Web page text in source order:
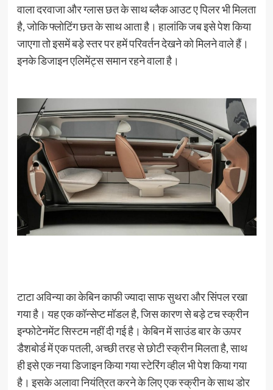
वाला दरवाजा और ग्लास छत के साथ ब्लैक आउट ए पिलर भी मिलता
है, जोकि फ्लोटिंग छत के साथ आता है। हालांकि जब इसे पेश किया
जाएगा तो इसमें बड़े स्तर पर हमें परिवर्तन देखने को मिलने वाले हैं।
इनके डिजाइन एलिमेंट्स समान रहने वाला है।
टाटा अविन्या का केबिन काफी ज्यादा साफ सुथरा और सिंपल रखा
गया है। यह एक कॉन्सेप्ट मॉडल है, जिस कारण से बड़े टच स्क्रीन
इन्फोटेनमेंट सिस्टम नहीं दी गई है। केबिन में साउंड बार के ऊपर
डैशबोर्ड में एक पतली, अच्छी तरह से छोटी स्क्रीन मिलता है, साथ
ही इसे एक नया डिजाइन किया गया स्टेरिंग व्हील भी पेश किया गया
है। इसके अलावा नियंत्रित करने के लिए एक स्क्रीन के साथ डोर